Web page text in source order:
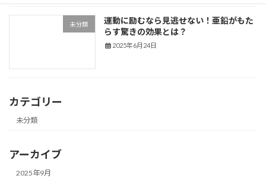
未分類
運動に励むなら見逃せない！亜鉛がもた
らす驚きの効果とは？
2025年6月24日
カテゴリー
未分類
アーカイブ
2025年9月